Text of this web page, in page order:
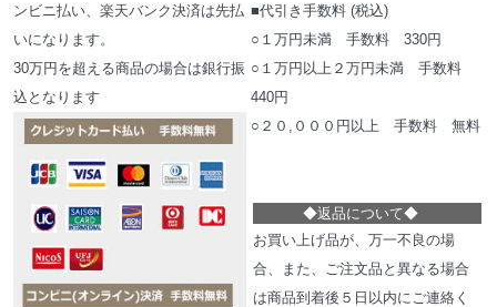
ンビニ払い、楽天バンク決済は先払
いになります。
30万円を超える商品の場合は銀行振
込となります
■代引き手数料 (税込)
○１万円未満 手数料 330円
○１万円以上２万円未満 手数料
440円
○２０,０００円以上 手数料 無料
◆返品について◆
お買い上げ品が、万一不良の場
合、また、ご注文品と異なる場合
は商品到着後５日以内にご連絡く